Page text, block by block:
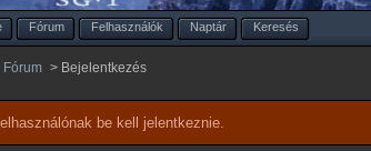
Fórum Felhasználók Naptár Keresés
Fórum > Bejelentkezés
be kell jelentkeznie.